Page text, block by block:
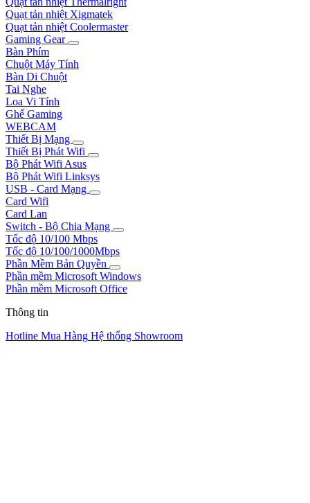
Quạt tản nhiệt Xigmatek
Quạt tản nhiệt Coolermaster
Gaming Gear
Bàn Phím
Chuột Máy Tính
Bàn Di Chuột
Tai Nghe
Loa Vi Tính
Ghế Gaming
WEBCAM
Thiết Bị Mạng
Thiết Bị Phát Wifi
Bộ Phát Wifi Asus
Bộ Phát Wifi Linksys
USB - Card Mạng
Card Wifi
Card Lan
Switch - Bộ Chia Mạng
Tốc độ 10/100 Mbps
Tốc độ 10/100/1000Mbps
Phần Mềm Bản Quyền
Phần mềm Microsoft Windows
Phần mềm Microsoft Office
Thông tin
Hotline Mua Hàng Hệ thống Showroom